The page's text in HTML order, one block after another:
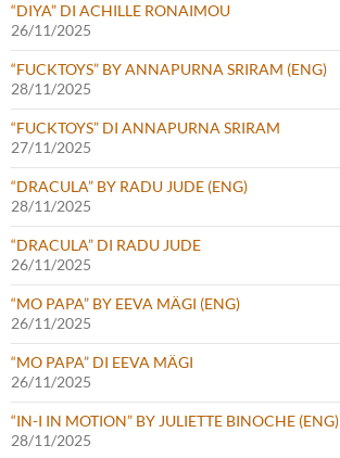
“DIYA” DI ACHILLE RONAIMOU
26/11/2025
“FUCKTOYS” BY ANNAPURNA SRIRAM (ENG)
28/11/2025
“FUCKTOYS” DI ANNAPURNA SRIRAM
27/11/2025
“DRACULA” BY RADU JUDE (ENG)
28/11/2025
“DRACULA” DI RADU JUDE
26/11/2025
“MO PAPA” BY EEVA MÄGI (ENG)
26/11/2025
“MO PAPA” DI EEVA MÄGI
26/11/2025
“IN-I IN MOTION” BY JULIETTE BINOCHE (ENG)
28/11/2025